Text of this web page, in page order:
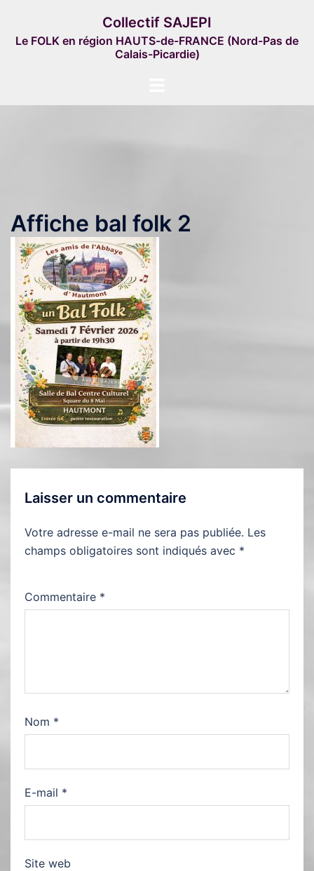
contenu
Collectif SAJEPI
Le FOLK en région HAUTS-de-FRANCE (Nord-Pas de
Calais-Picardie)
Affiche bal folk 2
Laisser un commentaire
Votre adresse e-mail ne sera pas publiée. Les
champs obligatoires sont indiqués avec *
Commentaire *
Nom *
E-mail *
Site web